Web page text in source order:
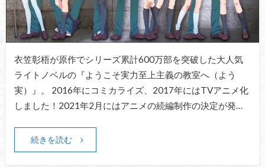
衣笠彰梧が原作でシリーズ累計600万部を突破した大人気
ライトノベルの『ようこそ実力至上主義の教室へ（よう
実）』。 2016年にコミカライズ、2017年にはTVアニメ化
しました！2021年2月にはアニメの続編制作の決定が発…
続きを読む